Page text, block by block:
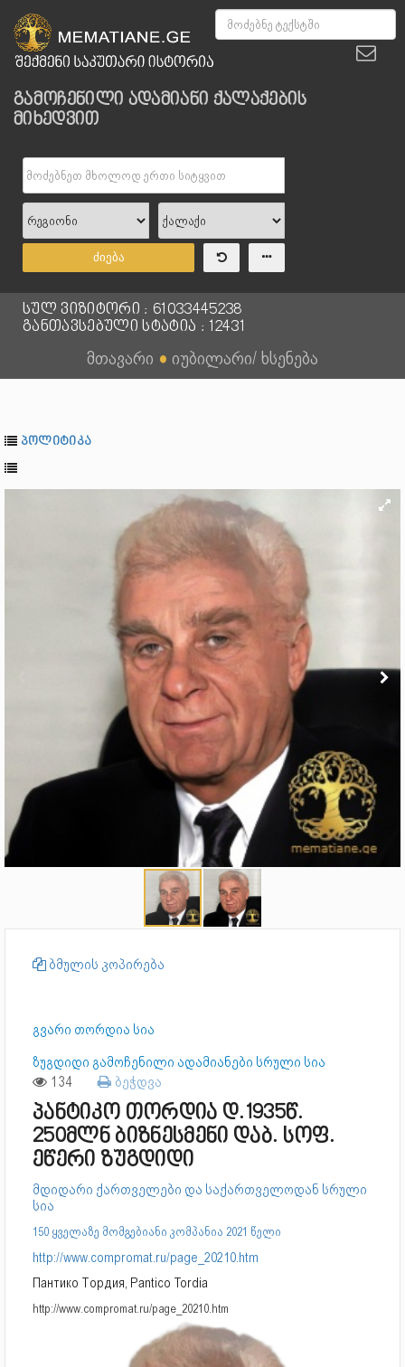
გამოჩენილი ადამიანი ქალაქების
მიხედვით
ძიება
სულ ვიზიტორი : 61033445238
განთავსებული სტატია : 12431
მთავარი ● იუბილარი/ ხსენება
პოლიტიკა
ბმულის კოპირება
გვარი თორდია სია
ზუგდიდი გამოჩენილი ადამიანები სრული სია
134 ბეჭდვა
პანტიკო თორდია დ.1935წ.
250მლნ ბიზნესმენი დაბ. სოფ.
ეწერი ზუგდიდი
მდიდარი ქართველები და საქართველოდან სრული
სია
150 ყველაზე მომგებიანი კომპანია 2021 წელი
http://www.compromat.ru/page_20210.htm
Пантико Тордия, Pantico Tordia
http://www.compromat.ru/page_20210.htm